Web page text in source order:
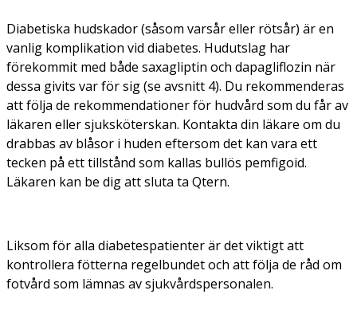
Diabetiska hudskador (såsom varsår eller rötsår) är en
vanlig komplikation vid diabetes. Hudutslag har
förekommit med både saxagliptin och dapagliflozin när
dessa givits var för sig (se avsnitt 4). Du rekommenderas
att följa de rekommendationer för hudvård som du får av
läkaren eller sjuksköterskan. Kontakta din läkare om du
drabbas av blåsor i huden eftersom det kan vara ett
tecken på ett tillstånd som kallas bullös pemfigoid.
Läkaren kan be dig att sluta ta Qtern.
Liksom för alla diabetespatienter är det viktigt att
kontrollera fötterna regelbundet och att följa de råd om
fotvård som lämnas av sjukvårdspersonalen.